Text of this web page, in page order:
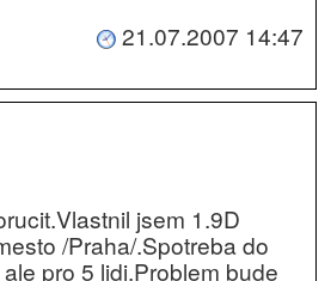
21.07.2007 14:47
jsem 1.9D
/Praha/.Spotreba do
pro 5 lidi.Problem bude